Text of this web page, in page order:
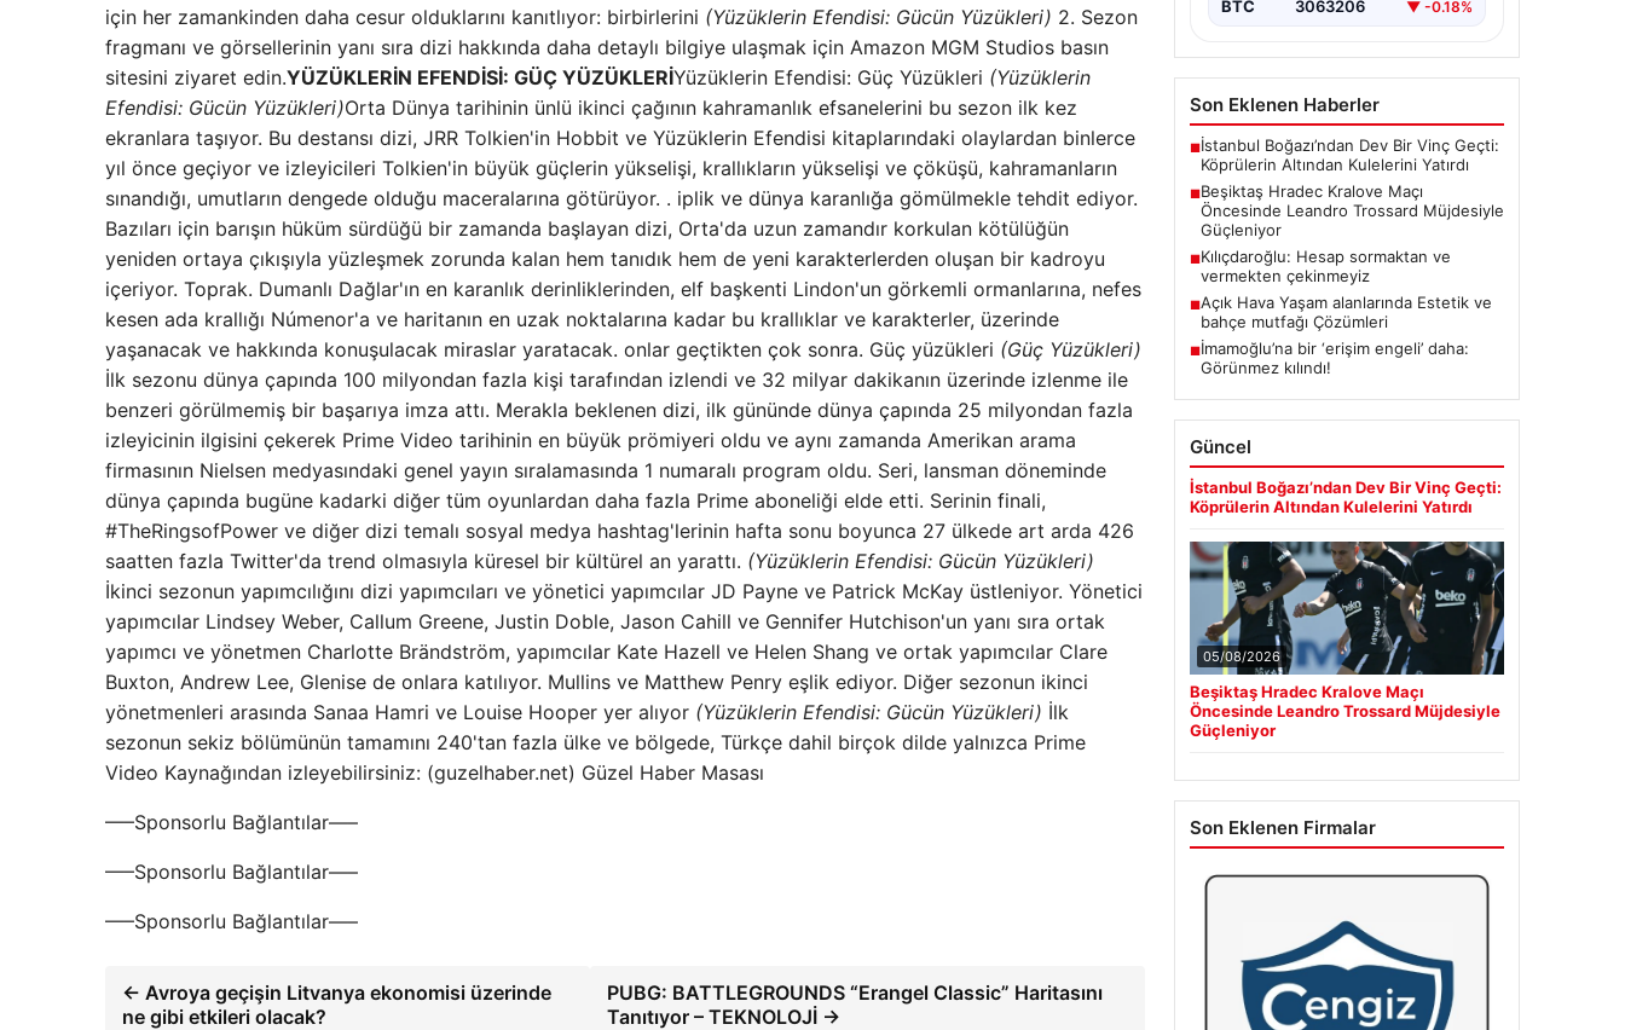
için her zamankinden daha cesur olduklarını kanıtlıyor: birbirlerini (Yüzüklerin Efendisi: Gücün Yüzükleri) 2. Sezon
fragmanı ve görsellerinin yanı sıra dizi hakkında daha detaylı bilgiye ulaşmak için Amazon MGM Studios basın
sitesini ziyaret edin.YÜZÜKLERİN EFENDİSİ: GÜÇ YÜZÜKLERİYüzüklerin Efendisi: Güç Yüzükleri (Yüzüklerin
Efendisi: Gücün Yüzükleri)Orta Dünya tarihinin ünlü ikinci çağının kahramanlık efsanelerini bu sezon ilk kez
ekranlara taşıyor. Bu destansı dizi, JRR Tolkien'in Hobbit ve Yüzüklerin Efendisi kitaplarındaki olaylardan binlerce
yıl önce geçiyor ve izleyicileri Tolkien'in büyük güçlerin yükselişi, krallıkların yükselişi ve çöküşü, kahramanların
sınandığı, umutların dengede olduğu maceralarına götürüyor. . iplik ve dünya karanlığa gömülmekle tehdit ediyor.
Bazıları için barışın hüküm sürdüğü bir zamanda başlayan dizi, Orta'da uzun zamandır korkulan kötülüğün
yeniden ortaya çıkışıyla yüzleşmek zorunda kalan hem tanıdık hem de yeni karakterlerden oluşan bir kadroyu
içeriyor. Toprak. Dumanlı Dağlar'ın en karanlık derinliklerinden, elf başkenti Lindon'un görkemli ormanlarına, nefes
kesen ada krallığı Númenor'a ve haritanın en uzak noktalarına kadar bu krallıklar ve karakterler, üzerinde
yaşanacak ve hakkında konuşulacak miraslar yaratacak. onlar geçtikten çok sonra. Güç yüzükleri (Güç Yüzükleri)
İlk sezonu dünya çapında 100 milyondan fazla kişi tarafından izlendi ve 32 milyar dakikanın üzerinde izlenme ile
benzeri görülmemiş bir başarıya imza attı. Merakla beklenen dizi, ilk gününde dünya çapında 25 milyondan fazla
izleyicinin ilgisini çekerek Prime Video tarihinin en büyük prömiyeri oldu ve aynı zamanda Amerikan arama
firmasının Nielsen medyasındaki genel yayın sıralamasında 1 numaralı program oldu. Seri, lansman döneminde
dünya çapında bugüne kadarki diğer tüm oyunlardan daha fazla Prime aboneliği elde etti. Serinin finali,
#TheRingsofPower ve diğer dizi temalı sosyal medya hashtag'lerinin hafta sonu boyunca 27 ülkede art arda 426
saatten fazla Twitter'da trend olmasıyla küresel bir kültürel an yarattı. (Yüzüklerin Efendisi: Gücün Yüzükleri)
İkinci sezonun yapımcılığını dizi yapımcıları ve yönetici yapımcılar JD Payne ve Patrick McKay üstleniyor. Yönetici
yapımcılar Lindsey Weber, Callum Greene, Justin Doble, Jason Cahill ve Gennifer Hutchison'un yanı sıra ortak
yapımcı ve yönetmen Charlotte Brändström, yapımcılar Kate Hazell ve Helen Shang ve ortak yapımcılar Clare
Buxton, Andrew Lee, Glenise de onlara katılıyor. Mullins ve Matthew Penry eşlik ediyor. Diğer sezonun ikinci
yönetmenleri arasında Sanaa Hamri ve Louise Hooper yer alıyor (Yüzüklerin Efendisi: Gücün Yüzükleri) İlk
sezonun sekiz bölümünün tamamını 240'tan fazla ülke ve bölgede, Türkçe dahil birçok dilde yalnızca Prime
Video Kaynağından izleyebilirsiniz: (guzelhaber.net) Güzel Haber Masası
—–Sponsorlu Bağlantılar—–
—–Sponsorlu Bağlantılar—–
—–Sponsorlu Bağlantılar—–
← Avroya geçişin Litvanya ekonomisi üzerinde
ne gibi etkileri olacak?
PUBG: BATTLEGROUNDS “Erangel Classic” Haritasını
Tanıtıyor – TEKNOLOJİ →
BTC 3063206 ▼ -0.18%
Son Eklenen Haberler
■İstanbul Boğazı’ndan Dev Bir Vinç Geçti:
Köprülerin Altından Kulelerini Yatırdı
■Beşiktaş Hradec Kralove Maçı
Öncesinde Leandro Trossard Müjdesiyle
Güçleniyor
■Kılıçdaroğlu: Hesap sormaktan ve
vermekten çekinmeyiz
■Açık Hava Yaşam alanlarında Estetik ve
bahçe mutfağı Çözümleri
■İmamoğlu’na bir ‘erişim engeli’ daha:
Görünmez kılındı!
Güncel
İstanbul Boğazı’ndan Dev Bir Vinç Geçti:
Köprülerin Altından Kulelerini Yatırdı
05/08/2026
Beşiktaş Hradec Kralove Maçı
Öncesinde Leandro Trossard Müjdesiyle
Güçleniyor
Son Eklenen Firmalar